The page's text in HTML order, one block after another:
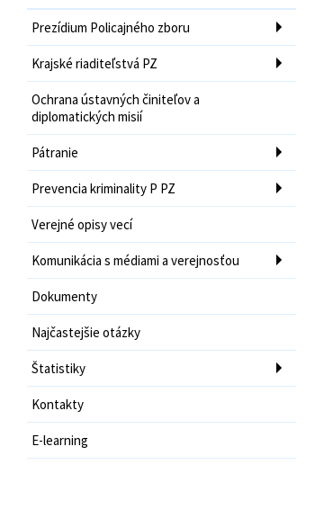
Prezídium Policajného zboru
Krajské riaditeľstvá PZ
Ochrana ústavných činiteľov a
diplomatických misií
Pátranie
Prevencia kriminality P PZ
Verejné opisy vecí
Komunikácia s médiami a verejnosťou
Dokumenty
Najčastejšie otázky
Štatistiky
Kontakty
E-learning